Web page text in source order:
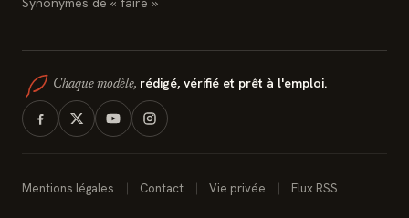
Chaque modèle, rédigé, vérifié et prêt à l'emploi.
Mentions légales Contact Vie privée Flux RSS